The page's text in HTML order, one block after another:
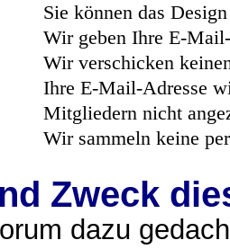
Sie können das
Wir geben Ihre E-
Wir verschicken
Ihre E-Mail-Adresse
Mitgliedern nicht
Wir sammeln keine
Zweck
dazu